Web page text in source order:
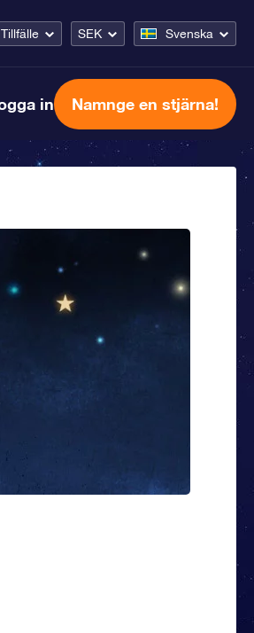
Tillfälle SEK Svenska
in Namnge en stjärna!